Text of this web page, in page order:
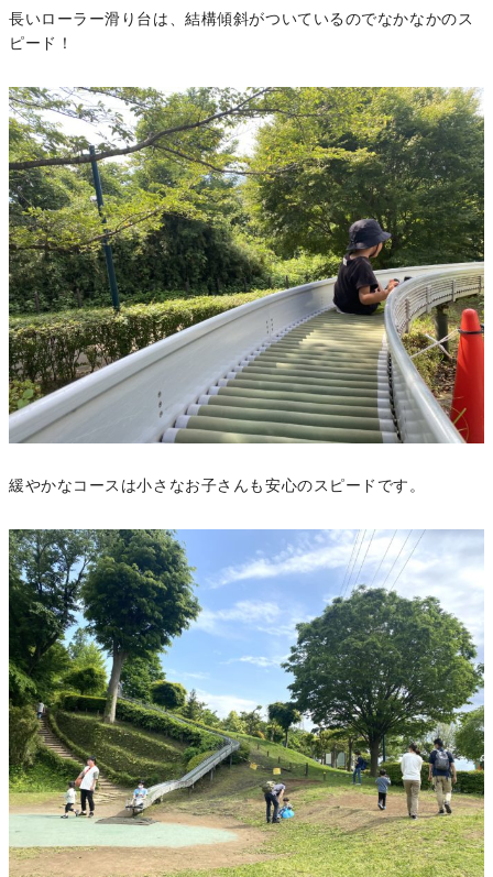
長いローラー滑り台は、結構傾斜がついているのでなかなかのス
ピード！
緩やかなコースは小さなお子さんも安心のスピードです。